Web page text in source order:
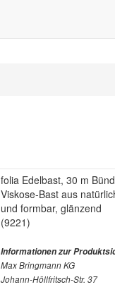
folia Edelbast, 30 m
Viskose-Bast aus
und formbar, glänzend
(9221)
Informationen zur
Max Bringmann KG
Johann-Höllfritsch-Str. 37